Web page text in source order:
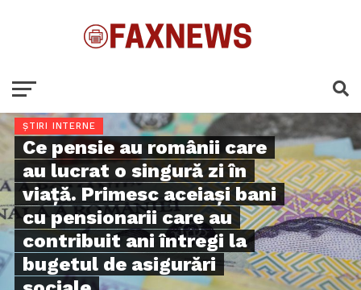
ȘTIRI INTERNE
Ce pensie au românii care
au lucrat o singură zi în
viață. Primesc aceiași bani
cu pensionarii care au
contribuit ani întregi la
bugetul de asigurări